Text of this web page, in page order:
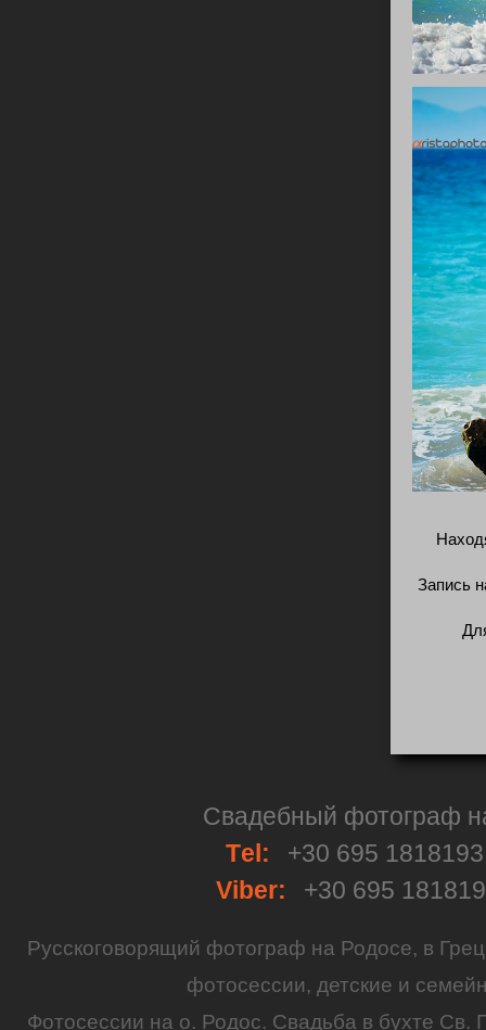
Запись
Свадебный фотограф
Тel:
+30 695
Viber:
+30 695
Русскоговорящий фотограф на Родосе, в
фотосессии, детские и
Фотосессии на о. Родос. Свадьба в бухте Св.